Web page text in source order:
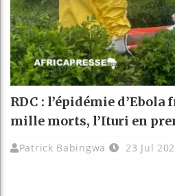
RDC : l’épidémie
mille morts, l’Ituri en
Patrick Babingwa 23 Jul